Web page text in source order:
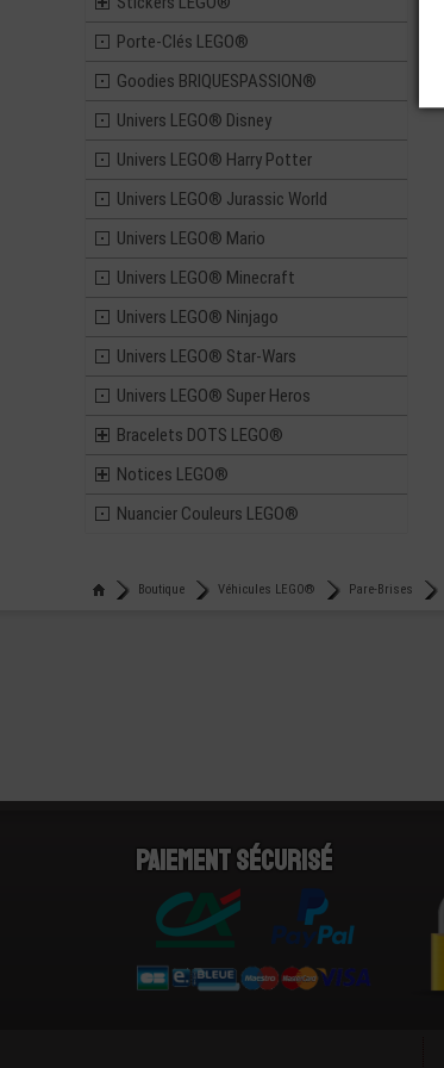
Porte-Clés LEGO®
Goodies BRIQUESPASSION®
Univers LEGO® Disney
Univers LEGO® Harry Potter
Univers LEGO® Jurassic World
Univers LEGO® Mario
Univers LEGO® Minecraft
Univers LEGO® Ninjago
Univers LEGO® Star-Wars
Univers LEGO® Super Heros
Bracelets DOTS LEGO®
Notices LEGO®
Nuancier Couleurs LEGO®
Boutique Véhicules LEGO® Pare-Brises
Paiement sécurisé